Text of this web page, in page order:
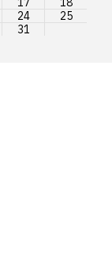
24
25
31